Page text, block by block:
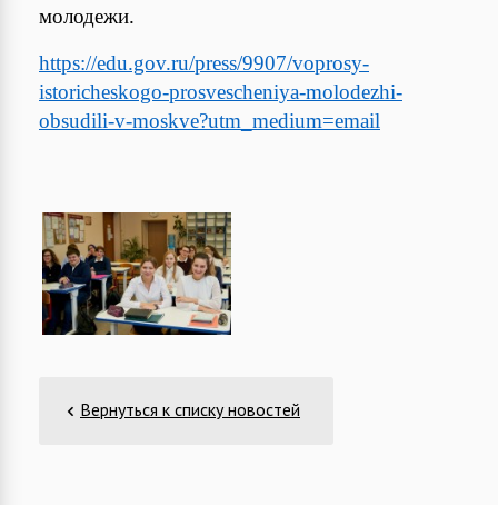
молодежи.
https://edu.gov.ru/press/9907/voprosy-
istoricheskogo-prosvescheniya-molodezhi-
obsudili-v-moskve?utm_medium=email
Вернуться к списку новостей